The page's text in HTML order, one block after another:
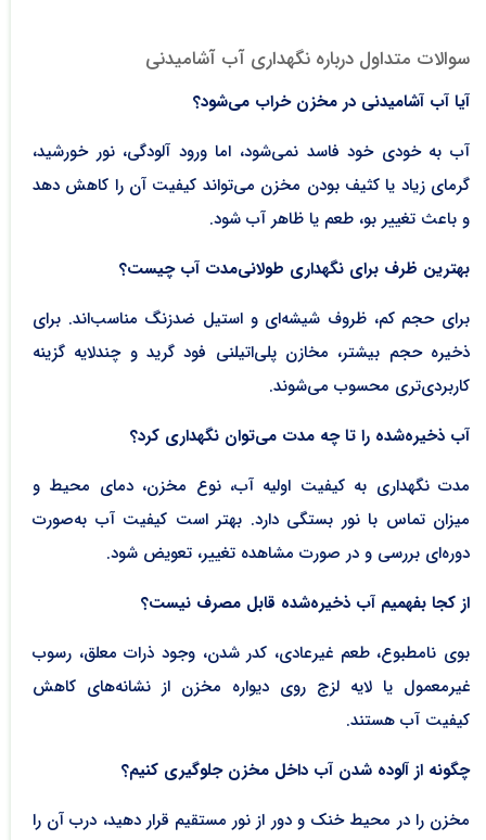
سوالات متداول درباره نگهداری آب آشامیدنی
آیا آب آشامیدنی در مخزن خراب می‌شود؟
آب به خودی خود فاسد نمی‌شود، اما ورود آلودگی، نور خورشید،
گرمای زیاد یا کثیف بودن مخزن می‌تواند کیفیت آن را کاهش دهد
و باعث تغییر بو، طعم یا ظاهر آب شود.
بهترین ظرف برای نگهداری طولانی‌مدت آب چیست؟
برای حجم کم، ظروف شیشه‌ای و استیل ضدزنگ مناسب‌اند. برای
ذخیره حجم بیشتر، مخازن پلی‌اتیلنی فود گرید و چندلایه گزینه
کاربردی‌تری محسوب می‌شوند.
آب ذخیره‌شده را تا چه مدت می‌توان نگهداری کرد؟
مدت نگهداری به کیفیت اولیه آب، نوع مخزن، دمای محیط و
میزان تماس با نور بستگی دارد. بهتر است کیفیت آب به‌صورت
دوره‌ای بررسی و در صورت مشاهده تغییر، تعویض شود.
از کجا بفهمیم آب ذخیره‌شده قابل مصرف نیست؟
بوی نامطبوع، طعم غیرعادی، کدر شدن، وجود ذرات معلق، رسوب
غیرمعمول یا لایه لزج روی دیواره مخزن از نشانه‌های کاهش
کیفیت آب هستند.
چگونه از آلوده شدن آب داخل مخزن جلوگیری کنیم؟
مخزن را در محیط خنک و دور از نور مستقیم قرار دهید، درب آن را